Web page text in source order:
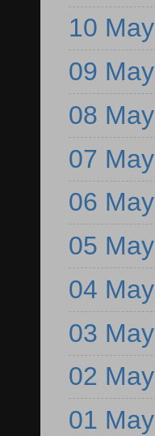
10 May
09 May
08 May
07 May
06 May
05 May
04 May
03 May
02 May
01 May